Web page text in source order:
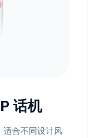
话机
适合不同设计风